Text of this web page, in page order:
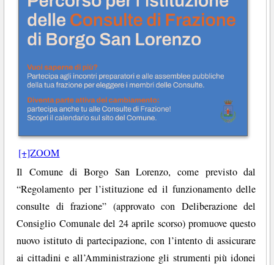
[+]ZOOM
Il Comune di Borgo San Lorenzo, come previsto dal
“Regolamento per l’istituzione ed il funzionamento delle
consulte di frazione” (approvato con Deliberazione del
Consiglio Comunale del 24 aprile scorso) promuove questo
nuovo istituto di partecipazione, con l’intento di assicurare
ai cittadini e all’Amministrazione gli strumenti più idonei